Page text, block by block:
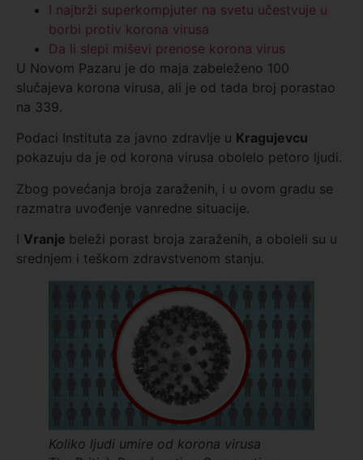
I najbrži superkompjuter na svetu učestvuje u
borbi protiv korona virusa
Da li slepi miševi prenose korona virus
U Novom Pazaru je do maja zabeleženo 100
slučajeva korona virusa, ali je od tada broj porastao
na 339.
Podaci Instituta za javno zdravlje u Kragujevcu
pokazuju da je od korona virusa obolelo petoro ljudi.
Zbog povećanja broja zaraženih, i u ovom gradu se
razmatra uvođenje vanredne situacije.
I Vranje beleži porast broja zaraženih, a oboleli su u
srednjem i teškom zdravstvenom stanju.
Koliko ljudi umire od korona virusa